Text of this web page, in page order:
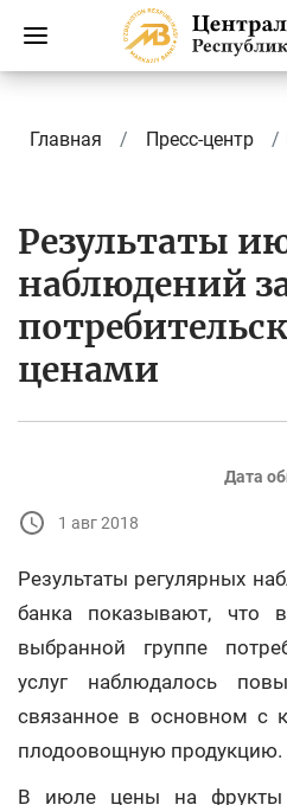
Главная Пресс-центр
Результаты
наблюдений
ценами
Дата
1 авг 2018
Результаты регулярных
банка показывают,
выбранной группе
услуг наблюдалось
связанное в основном с
плодоовощную продукцию.
В июле цены на фрукты